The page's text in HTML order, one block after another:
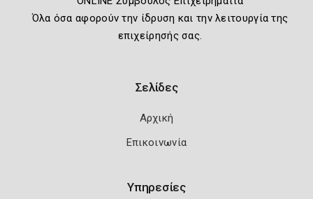
Όλα όσα αφορούν την ίδρυση και την λειτουργία της
επιχείρησής σας.
Σελίδες
Αρχική
Επικοινωνία
Υπηρεσίες